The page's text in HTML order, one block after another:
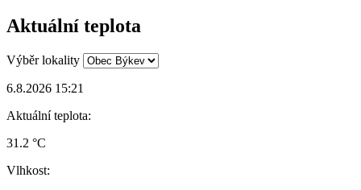
Aktuální teplota
Výběr lokality
6.8.2026 15:21
Aktuální teplota:
31.2 °C
Vlhkost: